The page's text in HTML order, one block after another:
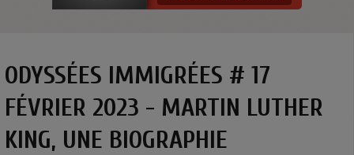
ODYSSÉES IMMIGRÉES # 17
FÉVRIER 2023 - MARTIN LUTHER
KING, UNE BIOGRAPHIE